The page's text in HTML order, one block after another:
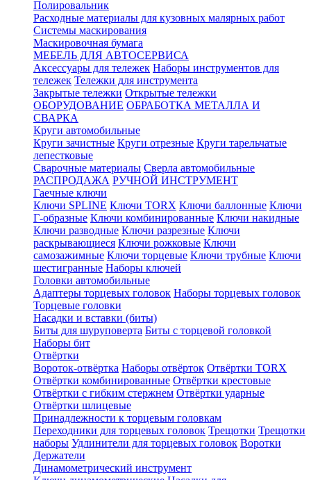
Полировальник
Расходные материалы для кузовных малярных работ
Системы маскирования
Маскировочная бумага
МЕБЕЛЬ ДЛЯ АВТОСЕРВИСА
Аксессуары для тележек Наборы инструментов для
тележек Тележки для инструмента
Закрытые тележки Открытые тележки
ОБОРУДОВАНИЕ ОБРАБОТКА МЕТАЛЛА И
СВАРКА
Круги автомобильные
Круги зачистные Круги отрезные Круги тарельчатые
лепестковые
Сварочные материалы Сверла автомобильные
РАСПРОДАЖА РУЧНОЙ ИНСТРУМЕНТ
Гаечные ключи
Ключи SPLINE Ключи TORX Ключи баллонные Ключи
Г-образные Ключи комбинированные Ключи накидные
Ключи разводные Ключи разрезные Ключи
раскрывающиеся Ключи рожковые Ключи
самозажимные Ключи торцевые Ключи трубные Ключи
шестигранные Наборы ключей
Головки автомобильные
Адаптеры торцевых головок Наборы торцевых головок
Торцевые головки
Насадки и вставки (биты)
Биты для шуруповерта Биты с торцевой головкой
Наборы бит
Отвёртки
Вороток-отвёртка Наборы отвёрток Отвёртки TORX
Отвёртки комбинированные Отвёртки крестовые
Отвёртки с гибким стержнем Отвёртки ударные
Отвёртки шлицевые
Принадлежности к торцевым головкам
Переходники для торцевых головок Трещотки Трещотки
наборы Удлинители для торцевых головок Воротки
Держатели
Динамометрический инструмент